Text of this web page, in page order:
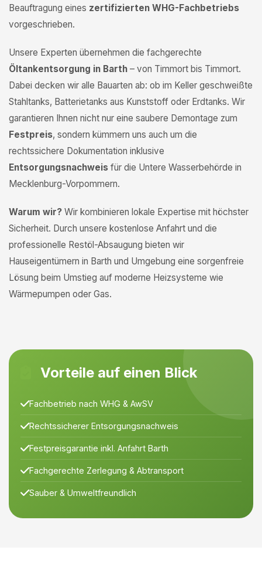
Beauftragung eines zertifizierten WHG-Fachbetriebs
vorgeschrieben.
Unsere Experten übernehmen die fachgerechte
Öltankentsorgung in Barth – von Timmort bis Timmort.
Dabei decken wir alle Bauarten ab: ob im Keller geschweißte
Stahltanks, Batterietanks aus Kunststoff oder Erdtanks. Wir
garantieren Ihnen nicht nur eine saubere Demontage zum
Festpreis, sondern kümmern uns auch um die
rechtssichere Dokumentation inklusive
Entsorgungsnachweis für die Untere Wasserbehörde in
Mecklenburg-Vorpommern.
Warum wir? Wir kombinieren lokale Expertise mit höchster
Sicherheit. Durch unsere kostenlose Anfahrt und die
professionelle Restöl-Absaugung bieten wir
Hauseigentümern in Barth und Umgebung eine sorgenfreie
Lösung beim Umstieg auf moderne Heizsysteme wie
Wärmepumpen oder Gas.
Vorteile auf einen Blick
Fachbetrieb nach WHG & AwSV
Rechtssicherer Entsorgungsnachweis
Festpreisgarantie inkl. Anfahrt Barth
Fachgerechte Zerlegung & Abtransport
Sauber & Umweltfreundlich